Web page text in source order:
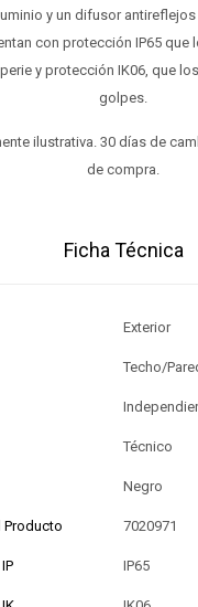
y un difusor antireflejos
con protección IP65 que
y protección IK06, que
golpes.
ilustrativa. 30 días de
de compra.
Ficha Técnica
Exterior
Techo/
Técnico
Negro
Producto 7020971
IP65